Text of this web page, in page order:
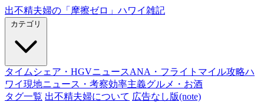
出不精夫婦の 「摩擦ゼロ」 ハワイ雑記
タイムシェア・HGVニュースANA・フライトマイル攻略ハ
ワイ現地ニュース・考察効率主義グルメ・お酒
タグ一覧 出不精夫婦について 広告なし版(note)